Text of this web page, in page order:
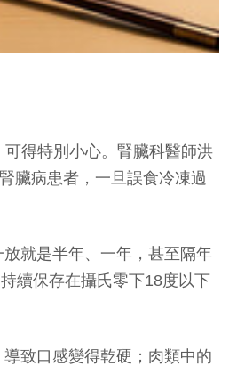
得特別小心。腎臟科醫師洪
臟病患者，一旦誤食冷凍過
就是半年、一年，甚至隔年
續保存在攝氏零下18度以下
致口感變得乾硬；肉類中的